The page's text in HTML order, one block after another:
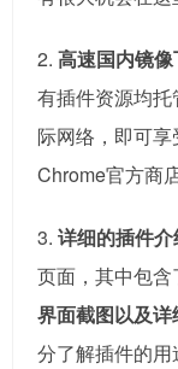
2. 高速国内镜
有插件资源均
际网络，即可享
Chrome官方商
3. 详细的插件
页面，其中包含
界面截图以及
分了解插件的用